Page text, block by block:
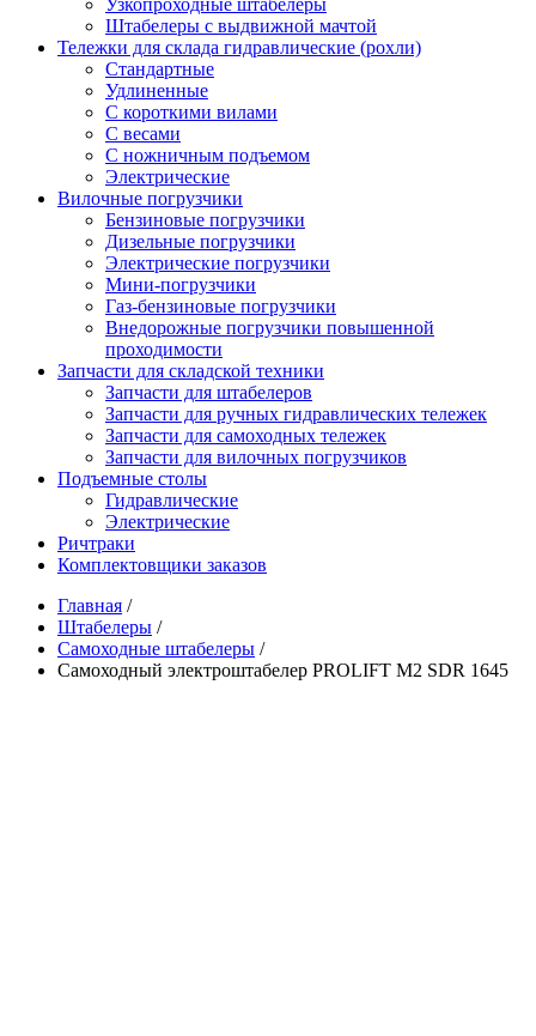
Узкопроходные штабелеры
Штабелеры с выдвижной мачтой
Тележки для склада гидравлические (рохли)
Стандартные
Удлиненные
С короткими вилами
С весами
С ножничным подъемом
Электрические
Вилочные погрузчики
Бензиновые погрузчики
Дизельные погрузчики
Электрические погрузчики
Мини-погрузчики
Газ-бензиновые погрузчики
Внедорожные погрузчики повышенной
проходимости
Запчасти для складской техники
Запчасти для штабелеров
Запчасти для ручных гидравлических тележек
Запчасти для самоходных тележек
Запчасти для вилочных погрузчиков
Подъемные столы
Гидравлические
Электрические
Ричтраки
Комплектовщики заказов
Главная /
Штабелеры /
Самоходные штабелеры /
Самоходный электроштабелер PROLIFT M2 SDR 1645